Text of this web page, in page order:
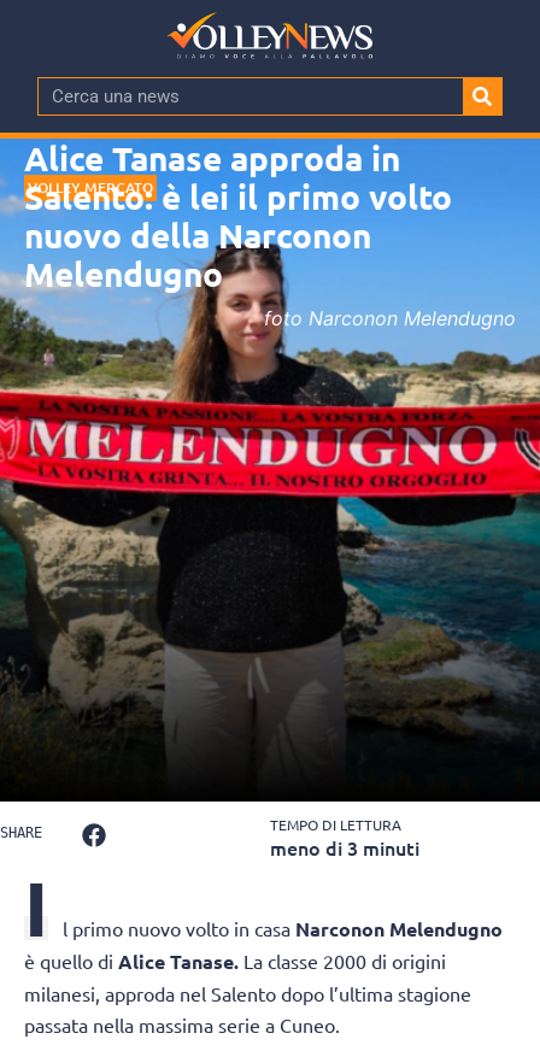
VOLLEY MERCATO
Alice Tanase approda in
Salento: è lei il primo volto
nuovo della Narconon
Melendugno
foto Narconon Melendugno
SHARE TEMPO DI LETTURA
meno di 3 minuti
I l primo nuovo volto in casa Narconon Melendugno
è quello di Alice Tanase. La classe 2000 di origini
milanesi, approda nel Salento dopo l’ultima stagione
passata nella massima serie a Cuneo.